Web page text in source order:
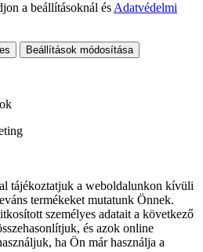
a beállításoknál ésAdatvédelmi
Beállítások módosítása
tájékoztatjuk a weboldalunkon kívüli
termékeket mutatunk Önnek.
személyes adatait a következő
és azok online
ha Ön már használja a